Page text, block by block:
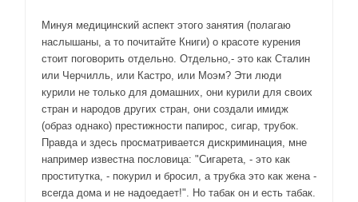
Минуя медицинский аспект этого занятия (полагаю
наслышаны, а то почитайте Книги) о красоте курения
стоит поговорить отдельно. Отдельно,- это как Сталин
или Черчилль, или Кастро, или Моэм? Эти люди
курили не только для домашних, они курили для своих
стран и народов других стран, они создали имидж
(образ однако) престижности папирос, сигар, трубок.
Правда и здесь просматривается дискриминация, мне
например известна пословица: "Сигарета, - это как
проститутка, - покурил и бросил, а трубка это как жена -
всегда дома и не надоедает!". Но табак он и есть табак.